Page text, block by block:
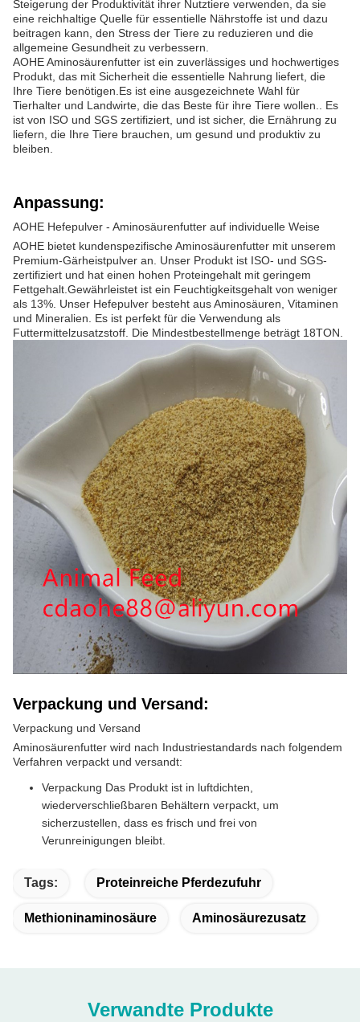
Steigerung der Produktivität ihrer Nutztiere verwenden, da sie
eine reichhaltige Quelle für essentielle Nährstoffe ist und dazu
beitragen kann, den Stress der Tiere zu reduzieren und die
allgemeine Gesundheit zu verbessern.
AOHE Aminosäurenfutter ist ein zuverlässiges und hochwertiges
Produkt, das mit Sicherheit die essentielle Nahrung liefert, die
Ihre Tiere benötigen.Es ist eine ausgezeichnete Wahl für
Tierhalter und Landwirte, die das Beste für ihre Tiere wollen.. Es
ist von ISO und SGS zertifiziert, und ist sicher, die Ernährung zu
liefern, die Ihre Tiere brauchen, um gesund und produktiv zu
bleiben.
Anpassung:
AOHE Hefepulver - Aminosäurenfutter auf individuelle Weise
AOHE bietet kundenspezifische Aminosäurenfutter mit unserem
Premium-Gärheistpulver an. Unser Produkt ist ISO- und SGS-
zertifiziert und hat einen hohen Proteingehalt mit geringem
Fettgehalt.Gewährleistet ist ein Feuchtigkeitsgehalt von weniger
als 13%. Unser Hefepulver besteht aus Aminosäuren, Vitaminen
und Mineralien. Es ist perfekt für die Verwendung als
Futtermittelzusatzstoff. Die Mindestbestellmenge beträgt 18TON.
Verpackung und Versand:
Verpackung und Versand
Aminosäurenfutter wird nach Industriestandards nach folgendem
Verfahren verpackt und versandt:
Verpackung Das Produkt ist in luftdichten,
wiederverschließbaren Behältern verpackt, um
sicherzustellen, dass es frisch und frei von
Verunreinigungen bleibt.
Tags: Proteinreiche Pferdezufuhr
Methioninaminosäure Aminosäurezusatz
Verwandte Produkte